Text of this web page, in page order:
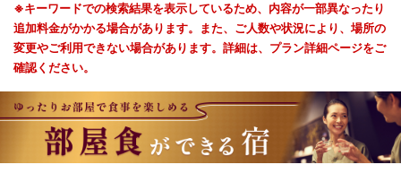
※キーワードでの検索結果を表示しているため、内容が一部異なったり
追加料金がかかる場合があります。また、ご人数や状況により、場所の
変更やご利用できない場合があります。詳細は、プラン詳細ページをご
確認ください。